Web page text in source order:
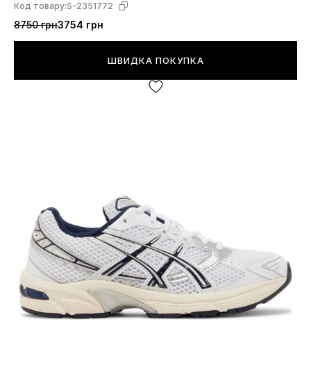
Код товару:S-2351772
8750 грн3754 грн
ШВИДКА ПОКУПКА